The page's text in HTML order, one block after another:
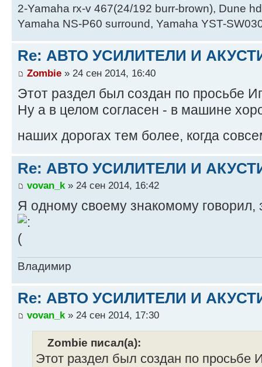
2-Yamaha rx-v 467(24/192 burr-brown), Dune
Yamaha NS-P60 surround, Yamaha YST-
Re: АВТО УСИЛИТЕЛИ И
Zombie » 24 сен 2014, 16:40
Этот раздел был создан по просьбе
Ну а в целом согласен - в машине
наших дорогах тем более, когда
Re: АВТО УСИЛИТЕЛИ И
vovan_k» 24 сен 2014, 16:42
Я одному своему знакомому говорил,
Владимир
Re: АВТО УСИЛИТЕЛИ И
vovan_k» 24 сен 2014, 17:30
Zombie писал(а):
Этот раздел был создан по просьбе